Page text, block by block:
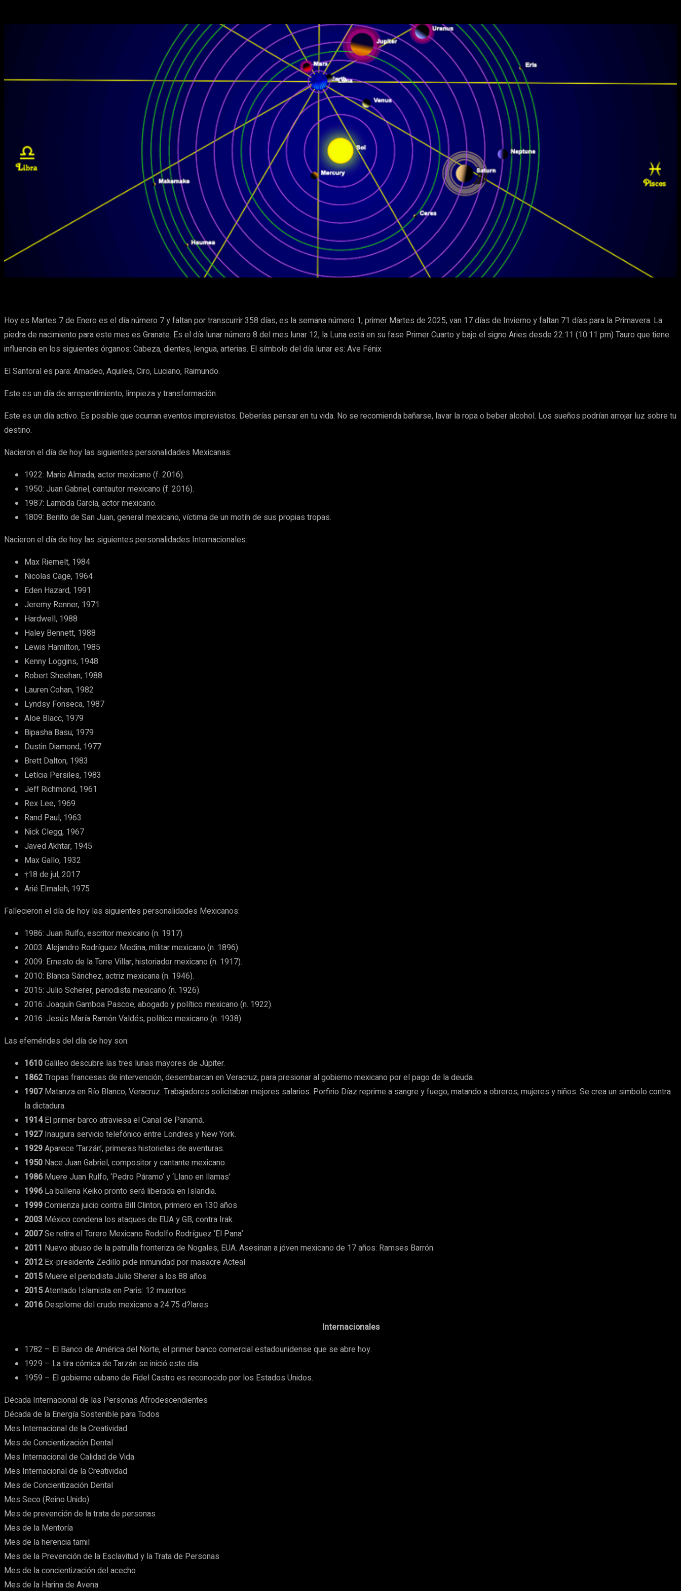
Pinterest WhatsApp
Hoy es Martes 7 de Enero es el día número 7 y faltan por transcurrir 358 días, es la semana número 1, primer Martes de 2025, van 17 días de Invierno y faltan 71 días para la Primavera. La
piedra de nacimiento para este mes es Granate. Es el día lunar número 8 del mes lunar 12, la Luna está en su fase Primer Cuarto y bajo el signo Aries desde 22:11 (10:11 pm) Tauro que tiene
influencia en los siguientes órganos: Cabeza, dientes, lengua, arterias. El símbolo del día lunar es: Ave Fénix
El Santoral es para: Amadeo, Aquiles, Ciro, Luciano, Raimundo.
Este es un día de arrepentimiento, limpieza y transformación.
Este es un día activo. Es posible que ocurran eventos imprevistos. Deberías pensar en tu vida. No se recomienda bañarse, lavar la ropa o beber alcohol. Los sueños podrían arrojar luz sobre tu
destino.
Nacieron el día de hoy las siguientes personalidades Mexicanas:
1922: Mario Almada, actor mexicano (f. 2016).
1950: Juan Gabriel, cantautor mexicano (f. 2016).
1987: Lambda García, actor mexicano.
1809: Benito de San Juan, general mexicano, víctima de un motín de sus propias tropas.
Nacieron el día de hoy las siguientes personalidades Internacionales:
Max Riemelt, 1984
Nicolas Cage, 1964
Eden Hazard, 1991
Jeremy Renner, 1971
Hardwell, 1988
Haley Bennett, 1988
Lewis Hamilton, 1985
Kenny Loggins, 1948
Robert Sheehan, 1988
Lauren Cohan, 1982
Lyndsy Fonseca, 1987
Aloe Blacc, 1979
Bipasha Basu, 1979
Dustin Diamond, 1977
Brett Dalton, 1983
Letícia Persiles, 1983
Jeff Richmond, 1961
Rex Lee, 1969
Rand Paul, 1963
Nick Clegg, 1967
Javed Akhtar, 1945
Max Gallo, 1932
†18 de jul, 2017
Arié Elmaleh, 1975
Fallecieron el día de hoy las siguientes personalidades Mexicanos:
1986: Juan Rulfo, escritor mexicano (n. 1917).
2003: Alejandro Rodríguez Medina, militar mexicano (n. 1896).
2009: Ernesto de la Torre Villar, historiador mexicano (n. 1917).
2010: Blanca Sánchez, actriz mexicana (n. 1946).
2015: Julio Scherer, periodista mexicano (n. 1926).
2016: Joaquín Gamboa Pascoe, abogado y político mexicano (n. 1922).
2016: Jesús María Ramón Valdés, político mexicano (n. 1938).
Las efemérides del día de hoy son:
1610Galileo descubre las tres lunas mayores de Júpiter.
1862Tropas francesas de intervención, desembarcan en Veracruz, para presionar al gobierno mexicano por el pago de la deuda.
1907Matanza en Río Blanco, Veracruz. Trabajadores solicitaban mejores salarios. Porfirio Díaz reprime a sangre y fuego, matando a obreros, mujeres y niños. Se crea un simbolo contra
la dictadura.
1914El primer barco atraviesa el Canal de Panamá.
1927Inaugura servicio telefónico entre Londres y New York.
1929Aparece ‘Tarzán’, primeras historietas de aventuras.
1950 Nace Juan Gabriel, compositor y cantante mexicano.
1986Muere Juan Rulfo, ‘Pedro Páramo’ y ‘Llano en llamas’
1996La ballena Keiko pronto será liberada en Islandia.
1999Comienza juicio contra Bill Clinton, primero en 130 años
2003 México condena los ataques de EUA y GB, contra Irak.
2007Se retira el Torero Mexicano Rodolfo Rodríguez ‘El Pana’
2011 Nuevo abuso de la patrulla fronteriza de Nogales, EUA. Asesinan a jóven mexicano de 17 años: Ramses Barrón.
2012Ex-presidente Zedillo pide inmunidad por masacre Acteal
2015Muere el periodista Julio Sherer a los 88 años
2015Atentado Islamista en Paris: 12 muertos
2016Desplome del crudo mexicano a 24.75 d?lares
Internacionales
1782 – El Banco de América del Norte, el primer banco comercial estadounidense que se abre hoy.
1929 – La tira cómica de Tarzán se inició este día.
1959 – El gobierno cubano de Fidel Castro es reconocido por los Estados Unidos.
Década Internacional de las Personas Afrodescendientes
Década de la Energía Sostenible para Todos
Mes Internacional de la Creatividad
Mes de Concientización Dental
Mes Internacional de Calidad de Vida
Mes Internacional de la Creatividad
Mes de Concientización Dental
Mes Seco (Reino Unido)
Mes de prevención de la trata de personas
Mes de la Mentoría
Mes de la herencia tamil
Mes de la Prevención de la Esclavitud y la Trata de Personas
Mes de la concientización del acecho
Mes de la Harina de Avena